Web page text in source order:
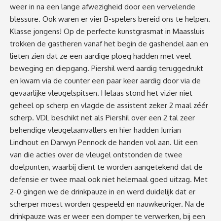
weer in na een lange afwezigheid door een vervelende
blessure. Ook waren er vier B-spelers bereid ons te helpen.
Klasse jongens! Op de perfecte kunstgrasmat in Maassluis
trokken de gastheren vanaf het begin de gashendel aan en
lieten zien dat ze een aardige ploeg hadden met veel
beweging en diepgang. Piershil werd aardig teruggedrukt
en kwam via de counter een paar keer aardig door via de
gevaarlijke vleugelspitsen. Helaas stond het vizier niet
geheel op scherp en vlagde de assistent zeker 2 maal zéér
scherp. VDL beschikt net als Piershil over een 2 tal zeer
behendige vleugelaanvallers en hier hadden Jurrian
Lindhout en Darwyn Pennock de handen vol aan. Uit een
van die acties over de vleugel ontstonden de twee
doelpunten, waarbij dient te worden aangetekend dat de
defensie er twee maal ook niet helemaal goed uitzag. Met
2-0 gingen we de drinkpauze in en werd duidelijk dat er
scherper moest worden gespeeld en nauwkeuriger. Na de
drinkpauze was er weer een domper te verwerken, bij een